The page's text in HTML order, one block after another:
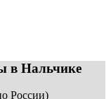
в Нальчике
России)